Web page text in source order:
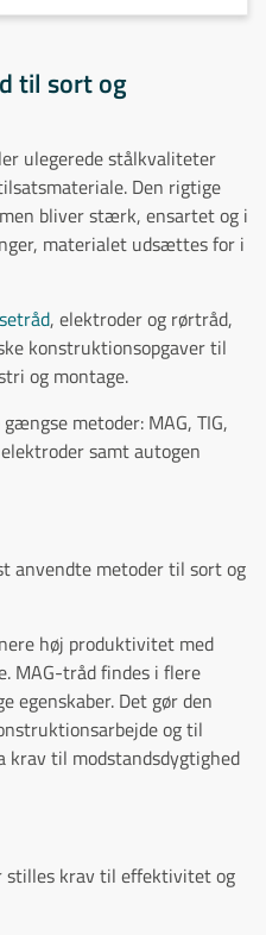
til sort og
ulegerede stålkvaliteter
Den rigtige
bliver stærk, ensartet og i
materialet udsættes for i
, elektroder og rørtråd,
konstruktionsopgaver til
og montage.
metoder: MAG, TIG,
samt autogen
anvendte metoder til sort og
høj produktivitet med
MAG-tråd findes i flere
Det gør den
og til
til modstandsdygtighed
stilles krav til effektivitet og